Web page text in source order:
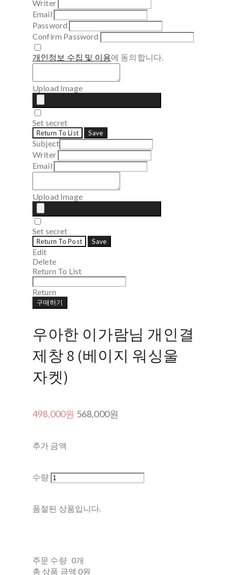
Writer
Email
Password
Confirm Password
개인정보 수집 및 이용에 동의합니다.
Upload Image
Set secret
Return To List Save
Subject
Writer
Email
Upload Image
Set secret
Return To Post Save
Edit
Delete
Return To List
Return
구매하기
우아한 이가람님 개인결
제창 8 (베이지 워싱울
자켓)
498,000원 568,000원
추가 금액
수량
품절된 상품입니다.
주문 수량 0개
총 상품 금액 0원